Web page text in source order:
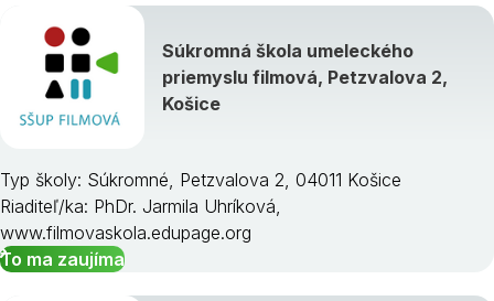
Súkromná škola umeleckého
priemyslu filmová, Petzvalova 2,
Košice
Typ školy: Súkromné, Petzvalova 2, 04011 Košice
Riaditeľ/ka: PhDr. Jarmila Uhríková,
www.filmovaskola.edupage.org
To ma zaujíma